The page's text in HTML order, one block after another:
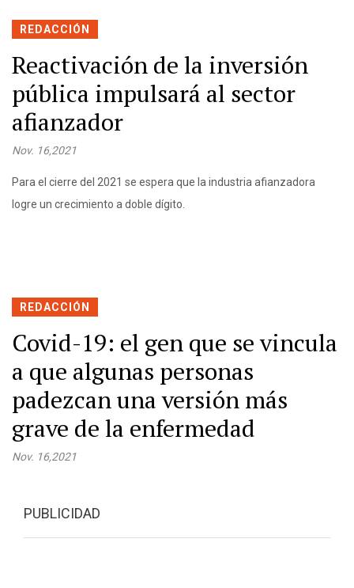
REDACCIÓN
Reactivación de la inversión
pública impulsará al sector
afianzador
Nov. 16,2021
Para el cierre del 2021 se espera que la industria afianzadora
logre un crecimiento a doble dígito.
REDACCIÓN
Covid-19: el gen que se vincula
a que algunas personas
padezcan una versión más
grave de la enfermedad
Nov. 16,2021
PUBLICIDAD